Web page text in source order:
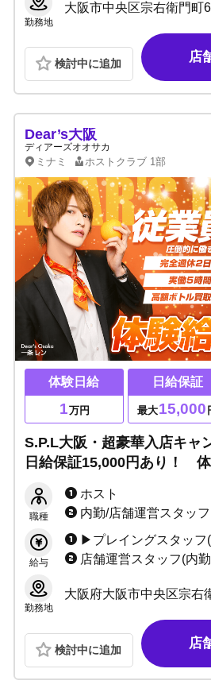
勤務地
検討中に追加 店
Dear’s大阪
ディアーズオオサカ
ミナミ ホストクラブ 1部
体験日給
1万円
日給保証
最大15,000
S.P.L大阪・超豪華入店キャ
日給保証15,000円あり！
職種
ホスト
内勤/店舗運営スタッフ
給与
▶プレイングスタッフ(ホスト) 日給10,000円 ＋総売計最大50%バック〜 ＋高額ボトル買取制度
店舗運営スタッフ(内勤、チーフ、ウェイター) 日給10,000円 ＋店舗売上バック ＋永久的なリファ
勤務地
検討中に追加 店